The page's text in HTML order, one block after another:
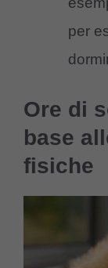
per
Ore di
base
fisiche